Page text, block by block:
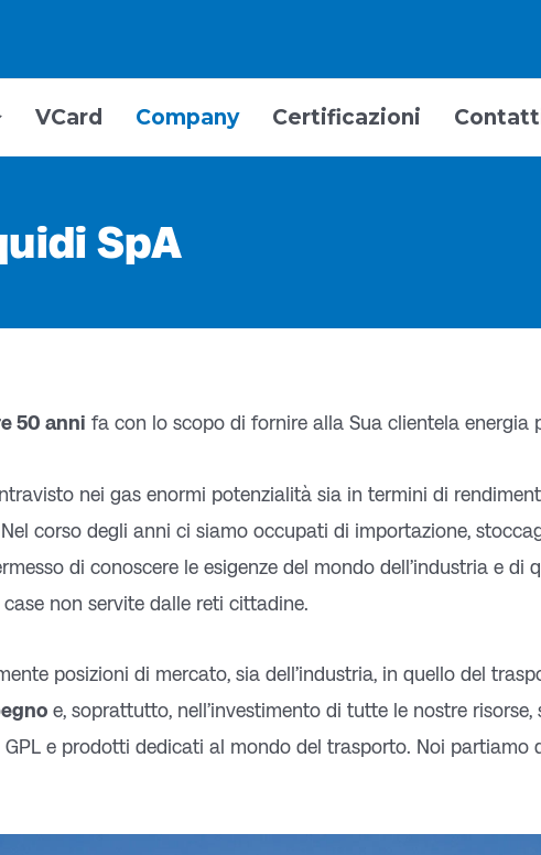
VCard Company Certificazioni
SpA
50 anni fa con lo scopo di fornire alla Sua clientela energia
nei gas enormi potenzialità sia in termini di
corso degli anni ci siamo occupati di importazione,
di conoscere le esigenze del mondo dell’industria e
non servite dalle reti cittadine.
posizioni di mercato, sia dell’industria, in quello del
e, soprattutto, nell’investimento di tutte le nostre
e prodotti dedicati al mondo del trasporto. Noi partiamo